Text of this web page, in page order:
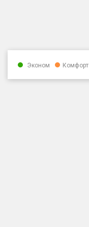
Эконом Комфорт